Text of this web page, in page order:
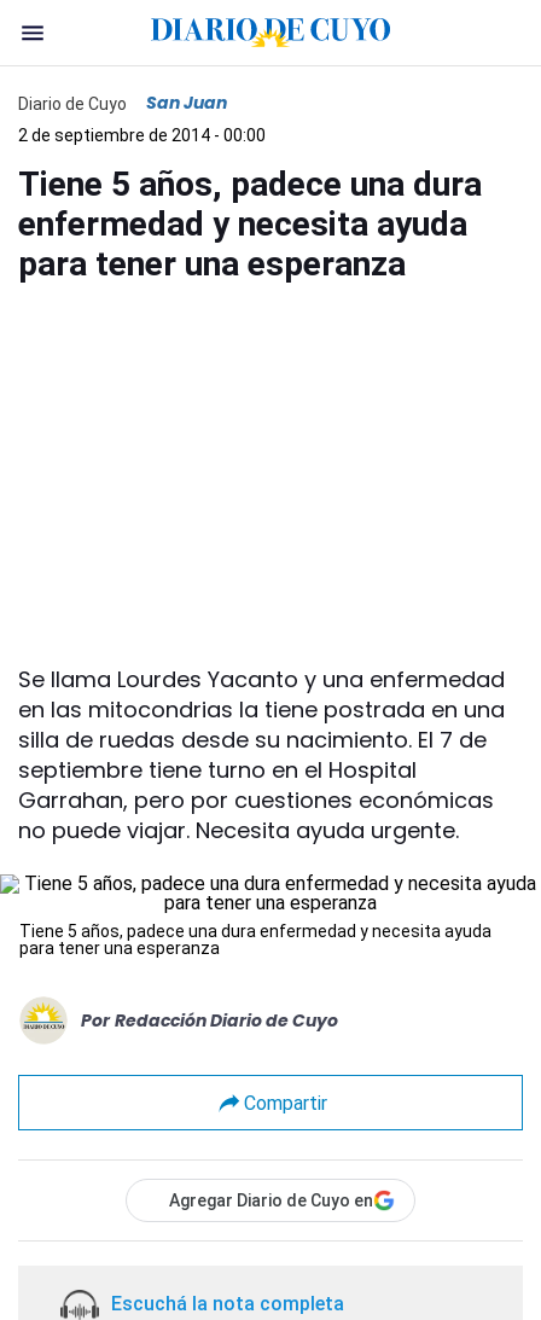
Diario de Cuyo San Juan
2 de septiembre de 2014 - 00:00
Tiene 5 años, padece una dura
enfermedad y necesita ayuda
para tener una esperanza
Se llama Lourdes Yacanto y una enfermedad
en las mitocondrias la tiene postrada en una
silla de ruedas desde su nacimiento. El 7 de
septiembre tiene turno en el Hospital
Garrahan, pero por cuestiones económicas
no puede viajar. Necesita ayuda urgente.
Tiene 5 años, padece una dura enfermedad y necesita ayuda
para tener una esperanza
Por Redacción Diario de Cuyo
Compartir
Agregar Diario de Cuyo en
Escuchá la nota completa